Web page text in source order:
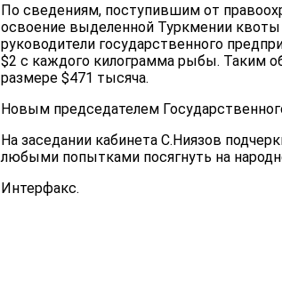
По сведениям, поступившим от
освоение выделенной Туркмении
руководители государственного
$2 с каждого килограмма рыбы. Таким
размере $471 тысяча.
Новым председателем
На заседании кабинета С.Ниязов
любыми попытками посягнуть на
Интерфакс.